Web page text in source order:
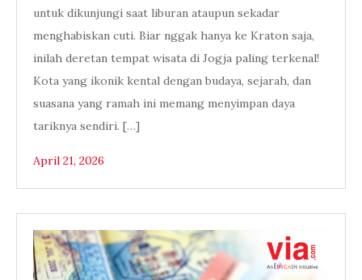
untuk dikunjungi saat liburan ataupun sekadar
menghabiskan cuti. Biar nggak hanya ke Kraton saja,
inilah deretan tempat wisata di Jogja paling terkenal!
Kota yang ikonik kental dengan budaya, sejarah, dan
suasana yang ramah ini memang menyimpan daya
tariknya sendiri. […]
April 21, 2026